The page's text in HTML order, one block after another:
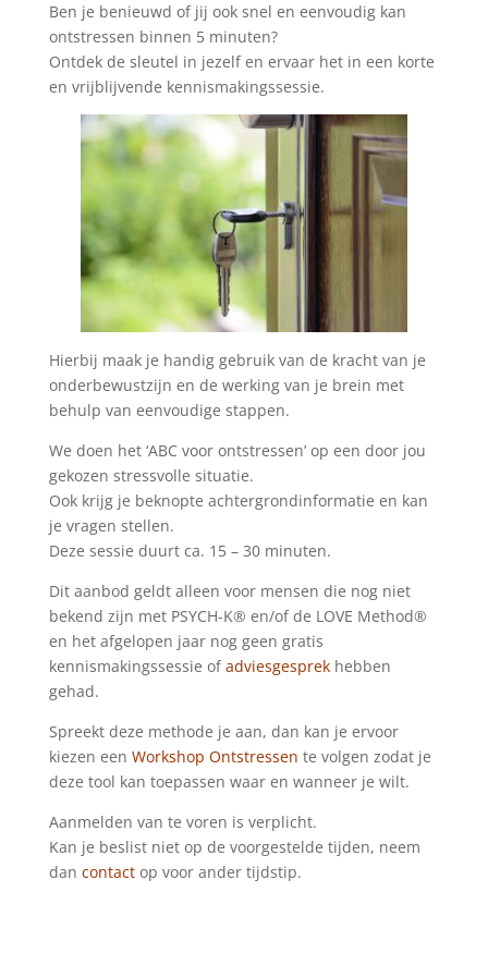
Ben je benieuwd of jij ook snel en eenvoudig kan
ontstressen binnen 5 minuten?
Ontdek de sleutel in jezelf en ervaar het in een korte
en vrijblijvende kennismakingssessie.
Hierbij maak je handig gebruik van de kracht van je
onderbewustzijn en de werking van je brein met
behulp van eenvoudige stappen.
We doen het ‘ABC voor ontstressen’ op een door jou
gekozen stressvolle situatie.
Ook krijg je beknopte achtergrondinformatie en kan
je vragen stellen.
Deze sessie duurt ca. 15 – 30 minuten.
Dit aanbod geldt alleen voor mensen die nog niet
bekend zijn met PSYCH-K® en/of de LOVE Method®
en het afgelopen jaar nog geen gratis
kennismakingssessie ofadviesgesprek hebben
gehad.
Spreekt deze methode je aan, dan kan je ervoor
kiezen een Workshop Ontstressen te volgen zodat je
deze tool kan toepassen waar en wanneer je wilt.
Aanmelden van te voren is verplicht.
Kan je beslist niet op de voorgestelde tijden, neem
dan contact op voor ander tijdstip.